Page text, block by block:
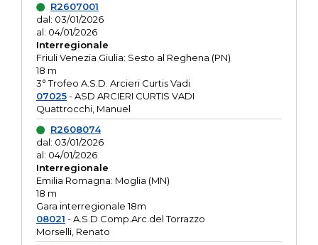
R2607001
dal: 03/01/2026
al: 04/01/2026
Interregionale
Friuli Venezia Giulia: Sesto al Reghena (PN)
18 m
3° Trofeo A.S.D. Arcieri Curtis Vadi
07025- ASD ARCIERI CURTIS VADI
Quattrocchi, Manuel
R2608074
dal: 03/01/2026
al: 04/01/2026
Interregionale
Emilia Romagna: Moglia (MN)
18 m
Gara interregionale 18m
08021 - A.S.D.Comp.Arc.del Torrazzo
Morselli, Renato